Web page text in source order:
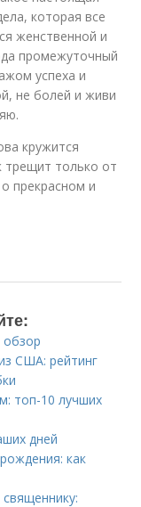
которая все
женственной и
промежуточный
успеха и
не болей и живи
кружится
трещит только от
прекрасном и
обзор
США: рейтинг
топ-10 лучших
дней
как